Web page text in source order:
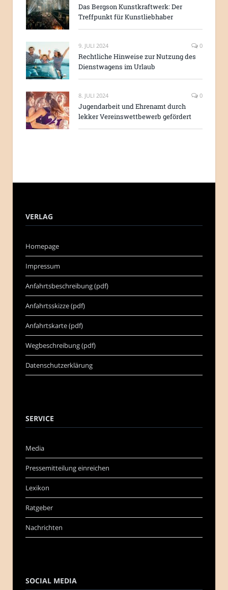
Das Bergson Kunstkraftwerk: Der
Treffpunkt für Kunstliebhaber
9. JULI 2024 0
Rechtliche Hinweise zur Nutzung des
Dienstwagens im Urlaub
8. JULI 2024 0
Jugendarbeit und Ehrenamt durch
lekker Vereinswettbewerb gefördert
VERLAG
Homepage
Impressum
Anfahrtsbeschreibung (pdf)
Anfahrtsskizze (pdf)
Anfahrtskarte (pdf)
Wegbeschreibung (pdf)
Datenschutzerklärung
SERVICE
Media
Pressemitteilung einreichen
Lexikon
Ratgeber
Nachrichten
SOCIAL MEDIA